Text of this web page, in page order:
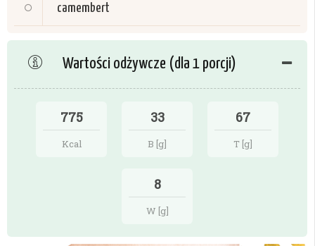
camembert
Wartości odżywcze (dla 1 porcji)
775
Kcal
33
B [g]
67
T [g]
8
W [g]